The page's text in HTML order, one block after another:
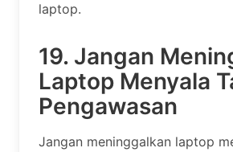
laptop.
19. Jangan
Laptop Menyala
Pengawasan
Jangan meninggalkan laptop